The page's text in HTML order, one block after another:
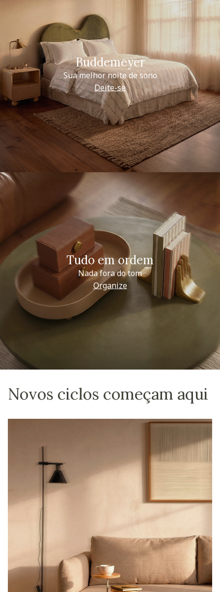
Buddemeyer
Sua melhor noite de sono
Deite-se
Tudo em ordem
Nada fora do tom
Organize
Novos ciclos começam aqui